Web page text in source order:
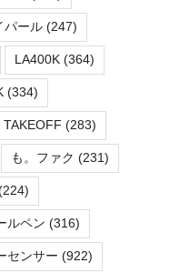
パール (247)
LA400K (364)
(334)
TAKEOFF (283)
も。ファク (231)
ルペン (316)
センサー (922)